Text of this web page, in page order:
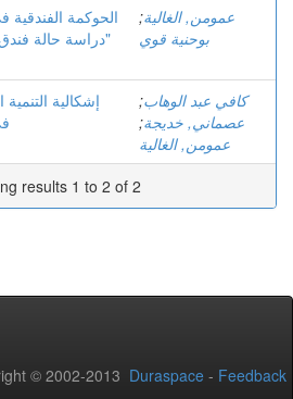
الحوكمة الفندقية
"دراسة حالة
عمومن, الغالية;
بوحنية قوي
إشكالية
كافي عبد الوهاب;
عصماني, خديجة;
عمومن, الغالية
results 1 to 2 of 2
© 2002-2013 Duraspace - Feedback